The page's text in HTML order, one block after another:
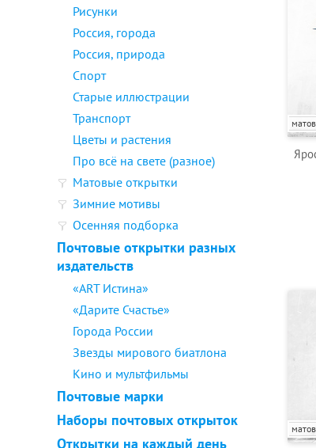
Рисунки
Россия, города
Россия, природа
Спорт
Старые иллюстрации
Транспорт
Цветы и растения
Про всё на свете (разное)
Матовые открытки
Зимние мотивы
Осенняя подборка
Почтовые открытки разных
издательств
«ART Истина»
«Дарите Счастье»
Города России
Звезды мирового биатлона
Кино и мультфильмы
Почтовые марки
Наборы почтовых открыток
Открытки на каждый день